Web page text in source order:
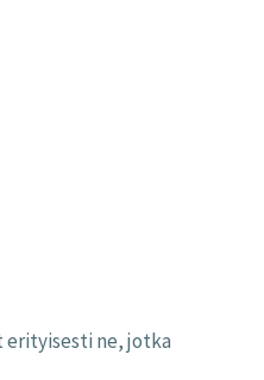
erityisesti ne, jotka